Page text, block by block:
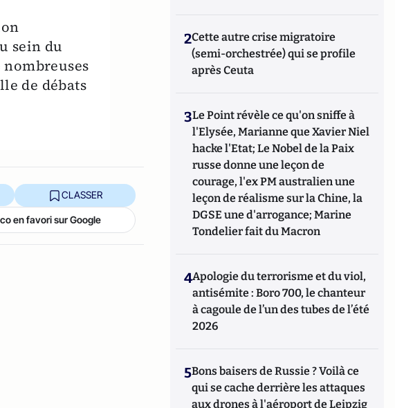
sein du
de débats
CLASSER
en favori sur Google
2Cette autre crise migratoire
(semi-orchestrée) qui se profile
après Ceuta
3Le Point révèle ce qu'on sniffe à
l'Elysée, Marianne que Xavier Niel
hacke l'Etat; Le Nobel de la Paix
russe donne une leçon de
courage, l'ex PM australien une
leçon de réalisme sur la Chine, la
DGSE une d'arrogance; Marine
Tondelier fait du Macron
4Apologie du terrorisme et du viol,
antisémite : Boro 700, le chanteur
à cagoule de l’un des tubes de l’été
2026
5Bons baisers de Russie ? Voilà ce
qui se cache derrière les attaques
aux drones à l'aéroport de Leipzig